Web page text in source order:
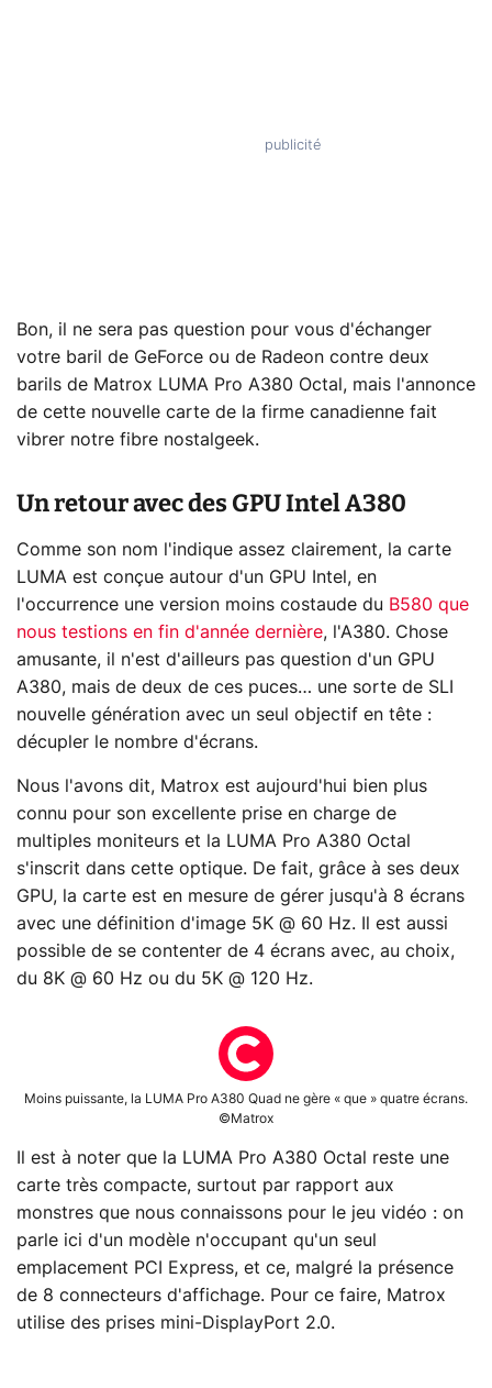
Bon, il ne sera pas question pour vous d'échanger
votre baril de GeForce ou de Radeon contre deux
barils de Matrox LUMA Pro A380 Octal, mais l'annonce
de cette nouvelle carte de la firme canadienne fait
vibrer notre fibre nostalgeek.
Un retour avec des GPU Intel A380
Comme son nom l'indique assez clairement, la carte
LUMA est conçue autour d'un GPU Intel, en
l'occurrence une version moins costaude du B580 que
nous testions en fin d'année dernière, l'A380. Chose
amusante, il n'est d'ailleurs pas question d'un GPU
A380, mais de deux de ces puces… une sorte de SLI
nouvelle génération avec un seul objectif en tête :
décupler le nombre d'écrans.
Nous l'avons dit, Matrox est aujourd'hui bien plus
connu pour son excellente prise en charge de
multiples moniteurs et la LUMA Pro A380 Octal
s'inscrit dans cette optique. De fait, grâce à ses deux
GPU, la carte est en mesure de gérer jusqu'à 8 écrans
avec une définition d'image 5K @ 60 Hz. Il est aussi
possible de se contenter de 4 écrans avec, au choix,
du 8K @ 60 Hz ou du 5K @ 120 Hz.
Moins puissante, la LUMA Pro A380 Quad ne gère « que » quatre écrans.
©Matrox
Il est à noter que la LUMA Pro A380 Octal reste une
carte très compacte, surtout par rapport aux
monstres que nous connaissons pour le jeu vidéo : on
parle ici d'un modèle n'occupant qu'un seul
emplacement PCI Express, et ce, malgré la présence
de 8 connecteurs d'affichage. Pour ce faire, Matrox
utilise des prises mini-DisplayPort 2.0.